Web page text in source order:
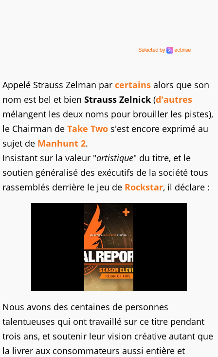
Appelé Strauss Zelman par certains alors que son
nom est bel et bien Strauss Zelnick (d'autres
mélangent les deux noms pour brouiller les pistes),
le Chairman de Take Two s'est encore exprimé au
sujet de Manhunt 2.
Insistant sur la valeur "artistique" du titre, et le
soutien généralisé des exécutifs de la société tous
rassemblés derrière le jeu de Rockstar, il déclare :
Nous avons des centaines de personnes
talentueuses qui ont travaillé sur ce titre pendant
trois ans, et soutenir leur vision créative autant que
la livrer aux consommateurs aussi entière et